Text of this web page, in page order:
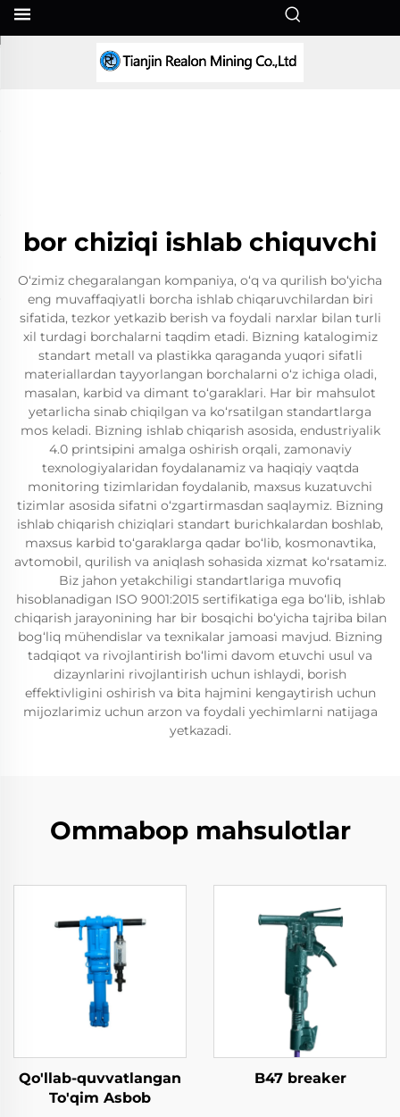
bor chiziqi ishlab chiquvchi
O‘zimiz chegaralangan kompaniya, o‘q va qurilish bo‘yicha
eng muvaffaqiyatli borcha ishlab chiqaruvchilardan biri
sifatida, tezkor yetkazib berish va foydali narxlar bilan turli
xil turdagi borchalarni taqdim etadi. Bizning katalogimiz
standart metall va plastikka qaraganda yuqori sifatli
materiallardan tayyorlangan borchalarni o‘z ichiga oladi,
masalan, karbid va dimant to‘garaklari. Har bir mahsulot
yetarlicha sinab chiqilgan va ko‘rsatilgan standartlarga
mos keladi. Bizning ishlab chiqarish asosida, endustriyalik
4.0 printsipini amalga oshirish orqali, zamonaviy
texnologiyalaridan foydalanamiz va haqiqiy vaqtda
monitoring tizimlaridan foydalanib, maxsus kuzatuvchi
tizimlar asosida sifatni o‘zgartirmasdan saqlaymiz. Bizning
ishlab chiqarish chiziqlari standart burichkalardan boshlab,
maxsus karbid to‘garaklarga qadar bo‘lib, kosmonavtika,
avtomobil, qurilish va aniqlash sohasida xizmat ko‘rsatamiz.
Biz jahon yetakchiligi standartlariga muvofiq
hisoblanadigan ISO 9001:2015 sertifikatiga ega bo‘lib, ishlab
chiqarish jarayonining har bir bosqichi bo‘yicha tajriba bilan
bog‘liq mühendislar va texnikalar jamoasi mavjud. Bizning
tadqiqot va rivojlantirish bo‘limi davom etuvchi usul va
dizaynlarini rivojlantirish uchun ishlaydi, borish
effektivligini oshirish va bita hajmini kengaytirish uchun
mijozlarimiz uchun arzon va foydali yechimlarni natijaga
yetkazadi.
Ommabop mahsulotlar
Qo'llab-quvvatlangan
To'qim Asbob
B47 breaker